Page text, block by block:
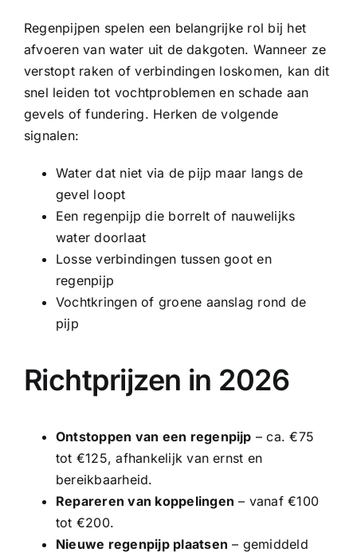
Regenpijpen spelen een belangrijke rol bij het
afvoeren van water uit de dakgoten. Wanneer ze
verstopt raken of verbindingen loskomen, kan dit
snel leiden tot vochtproblemen en schade aan
gevels of fundering. Herken de volgende
signalen:
Water dat niet via de pijp maar langs de
gevel loopt
Een regenpijp die borrelt of nauwelijks
water doorlaat
Losse verbindingen tussen goot en
regenpijp
Vochtkringen of groene aanslag rond de
pijp
Richtprijzen in 2026
Ontstoppen van een regenpijp – ca. €75
tot €125, afhankelijk van ernst en
bereikbaarheid.
Repareren van koppelingen – vanaf €100
tot €200.
Nieuwe regenpijp plaatsen – gemiddeld